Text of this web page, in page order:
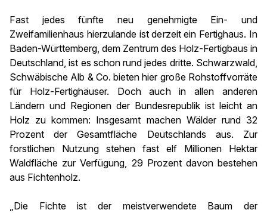
Fast jedes fünfte neu genehmigte Ein- und
Zweifamilienhaus hierzulande ist derzeit ein Fertighaus. In
Baden-Württemberg, dem Zentrum des Holz-Fertigbaus in
Deutschland, ist es schon rund jedes dritte. Schwarzwald,
Schwäbische Alb & Co. bieten hier große Rohstoffvorräte
für Holz-Fertighäuser. Doch auch in allen anderen
Ländern und Regionen der Bundesrepublik ist leicht an
Holz zu kommen: Insgesamt machen Wälder rund 32
Prozent der Gesamtfläche Deutschlands aus. Zur
forstlichen Nutzung stehen fast elf Millionen Hektar
Waldfläche zur Verfügung, 29 Prozent davon bestehen
aus Fichtenholz.
„Die Fichte ist der meistverwendete Baum der